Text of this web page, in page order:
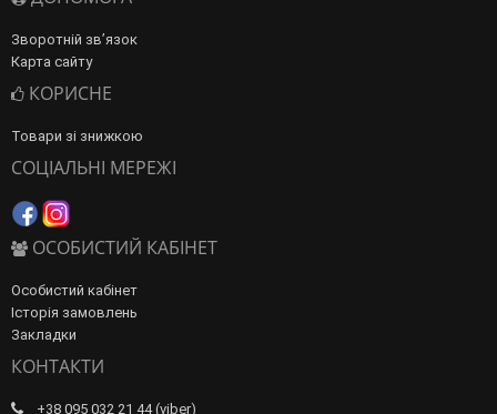
Зворотній зв’язок
Карта сайту
КОРИСНЕ
Товари зі знижкою
СОЦІАЛЬНІ МЕРЕЖІ
ОСОБИСТИЙ КАБІНЕТ
Особистий кабінет
Історія замовлень
Закладки
КОНТАКТИ
+38 095 032 21 44 (viber)